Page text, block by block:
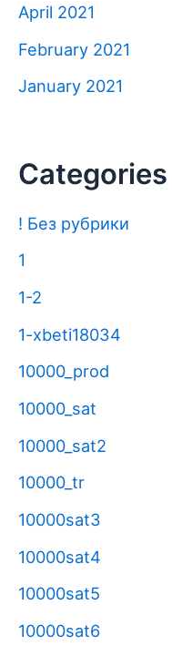
April 2021
February 2021
January 2021
Categories
! Без рубрики
1
1-2
1-xbeti18034
10000_prod
10000_sat
10000_sat2
10000_tr
10000sat3
10000sat4
10000sat5
10000sat6